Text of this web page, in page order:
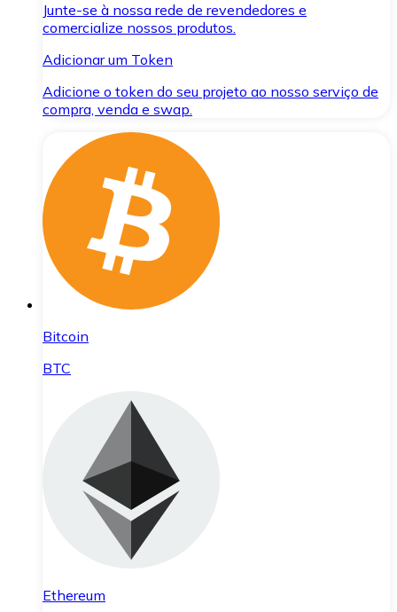
Junte-se à nossa rede de revendedores e
comercialize nossos produtos.
Adicionar um Token
Adicione o token do seu projeto ao nosso serviço de
compra, venda e swap.
Bitcoin
BTC
Ethereum